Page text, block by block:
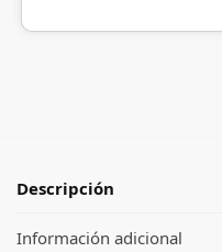
Descripción
Información adicional